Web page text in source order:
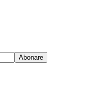
Abonare